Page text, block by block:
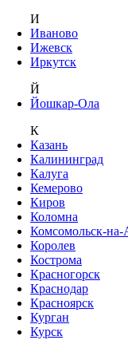
И
Иваново
Ижевск
Иркутск
Й
Йошкар-Ола
К
Казань
Калининград
Калуга
Кемерово
Киров
Коломна
Комсомольск-
Королев
Кострома
Красногорск
Краснодар
Красноярск
Курган
Курск